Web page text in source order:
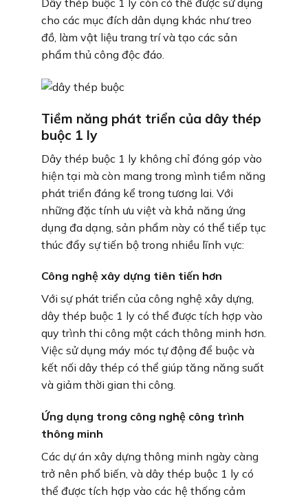
cho các mục đích dân dụng khác như treo
đồ, làm vật liệu trang trí và tạo các sản
phẩm thủ công độc đáo.
Tiềm năng phát triển của dây thép
buộc 1 ly
Dây thép buộc 1 ly không chỉ đóng góp vào
hiện tại mà còn mang trong mình tiềm năng
phát triển đáng kể trong tương lai. Với
những đặc tính ưu việt và khả năng ứng
dụng đa dạng, sản phẩm này có thể tiếp tục
thúc đẩy sự tiến bộ trong nhiều lĩnh vực:
Công nghệ xây dựng tiên tiến hơn
Với sự phát triển của công nghệ xây dựng,
dây thép buộc 1 ly có thể được tích hợp vào
quy trình thi công một cách thông minh hơn.
Việc sử dụng máy móc tự động để buộc và
kết nối dây thép có thể giúp tăng năng suất
và giảm thời gian thi công.
Ứng dụng trong công nghệ công trình
thông minh
Các dự án xây dựng thông minh ngày càng
trở nên phổ biến, và dây thép buộc 1 ly có
thể được tích hợp vào các hệ thống cảm